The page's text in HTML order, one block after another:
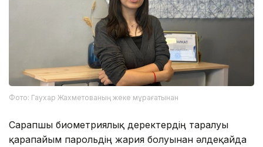
Фото: Гаухар Жахметованың жеке мұрағатынан
Сарапшы биометриялық деректердің таралуы
қарапайым парольдің жария болуынан әлдеқайда